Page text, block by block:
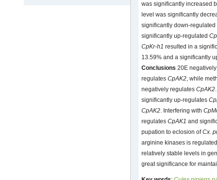
was significantly increased
level was significantly
significantly down-regulated
significantly up-regulated
CpKr-h1 resulted in a
13.59% and a significantly
Conclusions 20E
regulates CpAK2, while
negatively regulates CpAK2
significantly up-regulates
CpAK2. Interfering with
regulates CpAK1 and
pupation to eclosion ofCx.
arginine kinases is
relatively stable levels in
great significance for